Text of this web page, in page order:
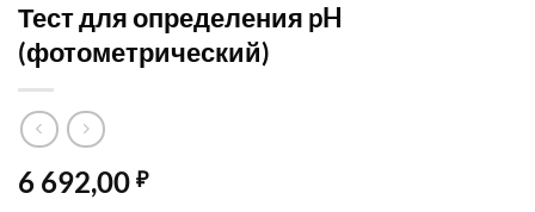
Тест для определения pH
(фотометрический)
6 692,00 ₽